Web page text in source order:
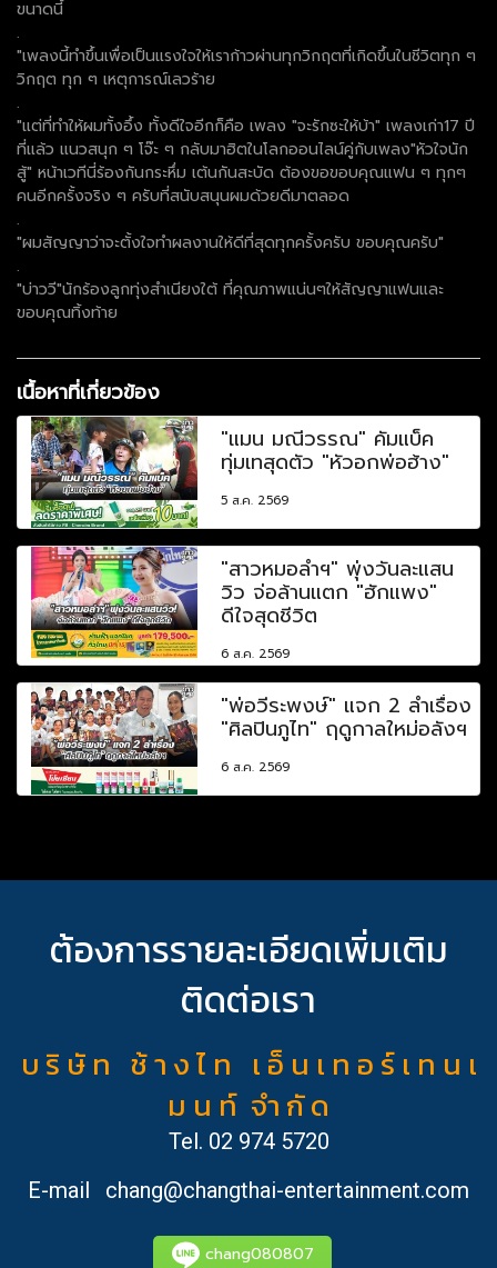
ขนาดนี้​
.
"เพลงนี้ทำขึ้นเพื่อเป็นแรงใจให้เราก้าวผ่านทุกวิกฤตที่เกิดขึ้นในชีวิตทุก​ ​ๆ​
วิกฤต​ ทุก​ ๆ​ เหตุการณ์​เลวร้าย
.
"แต่ที่ทำให้ผมทั้งอึ้ง​ ทั้งดีใจอีกก็คือ​ เพลง​ "จะรักซะให้บ้า" เพลงเก่า17 ปี
ที่แล้ว​ แนวสนุก​ ๆ​ โจ๊ะ​ ๆ​ กลับมาฮิตในโลกออนไลน์คู่กับเพลง"หัวใจนัก
สู้" หน้าเวทีนี่ร้องกันกระหึ่ม​ เต้นกันสะบัด​ ต้องขอขอบคุณแฟน​ ​ๆ​ ทุก​ๆ​
คนอีกครั้งจริง​ ๆ​ ครับที่สนับสนุนผมด้วยดีมาตลอด​
.
"ผมสัญญาว่าจะตั้งใจทำผลงานให้ดีที่สุดทุกครั้งครับ​ ขอบคุณครับ"
.
"บ่าววี"นักร้องลูกทุ่งสำเนียงใต้ ที่คุณภาพแน่นๆให้สัญญาแฟนและ
ขอบคุณทิ้งท้าย
เนื้อหาที่เกี่ยวข้อง
"แมน มณีวรรณ" คัมแบ็ค
ทุ่มเทสุดตัว "หัวอกพ่อฮ้าง"
5 ส.ค. 2569
"สาวหมอลำฯ" พุ่งวันละแสน
วิว จ่อล้านแตก "ฮักแพง"
ดีใจสุดชีวิต
6 ส.ค. 2569
"พ่อวีระพงษ์" แจก 2 ลำเรื่อง
"ศิลปินภูไท" ฤดูกาลใหม่อลังฯ
6 ส.ค. 2569
ต้องการรายละเอียดเพิ่มเติม
ติดต่อเรา
บ ริ ษั ท ช้ า ง ไ ท เ อ็ น เ ท อ ร์ เ ท น เ
ม น ท์ จำ กั ด
Tel. 02 974 5720
E-mail
chang@changthai-entertainment.com
chang080807